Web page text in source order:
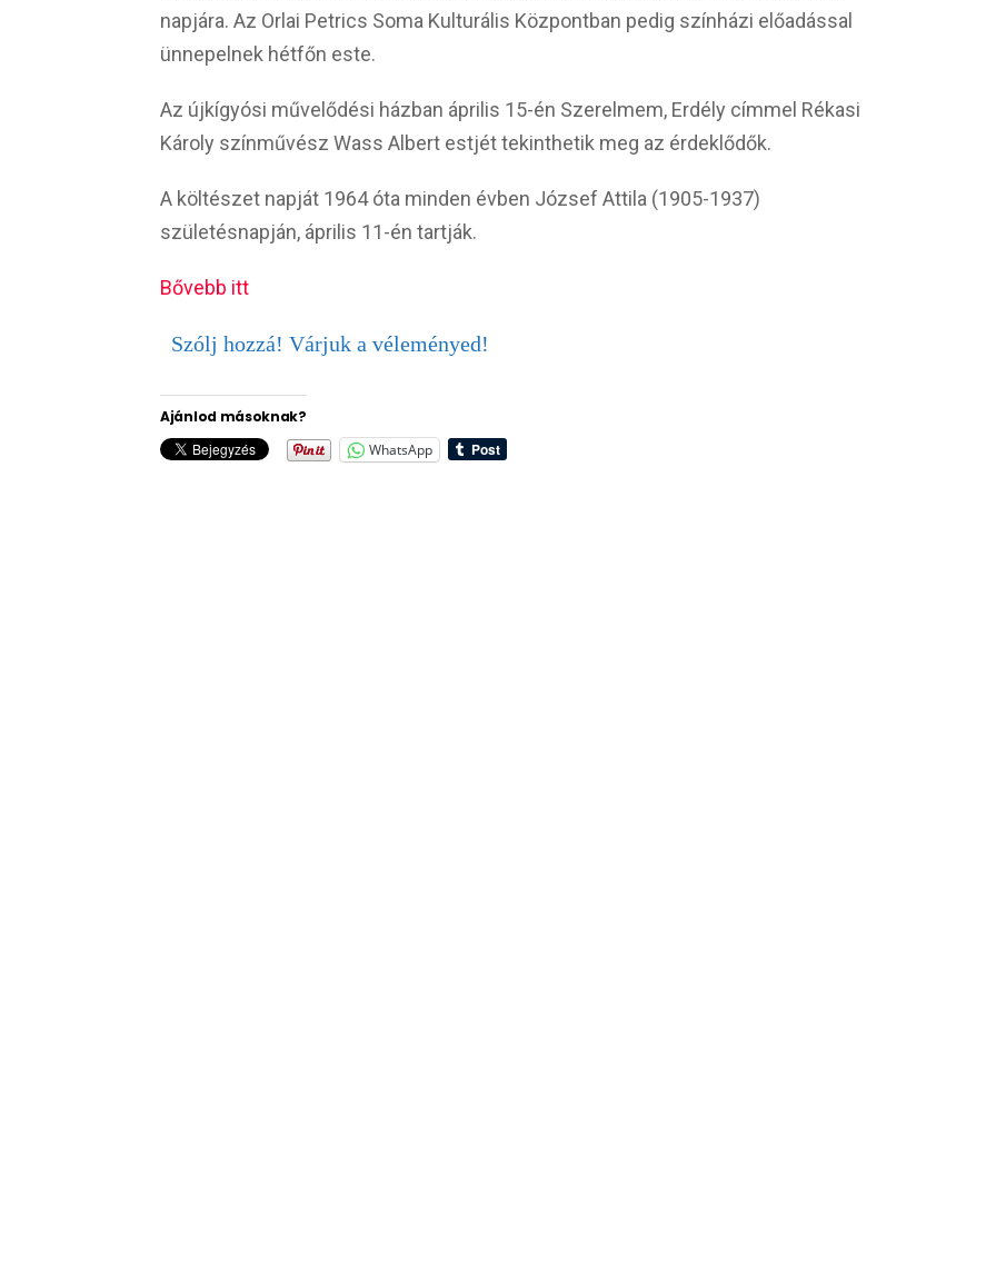
napjára. Az Orlai Petrics Soma Kulturális Központban pedig színházi előadással
ünnepelnek hétfőn este.
Az újkígyósi művelődési házban április 15-én Szerelmem, Erdély címmel Rékasi
Károly színművész Wass Albert estjét tekinthetik meg az érdeklődők.
A költészet napját 1964 óta minden évben József Attila (1905-1937)
születésnapján, április 11-én tartják.
Bővebb itt
Szólj hozzá! Várjuk a véleményed!
Ajánlod másoknak?
WhatsApp